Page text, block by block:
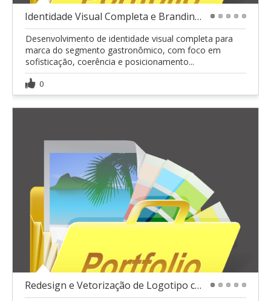
Identidade Visual Completa e Branding para Marca G
Desenvolvimento de identidade visual completa para
marca do segmento gastronômico, com foco em
sofisticação, coerência e posicionamento...
0
Redesign e Vetorização de Logotipo com Aplicação P